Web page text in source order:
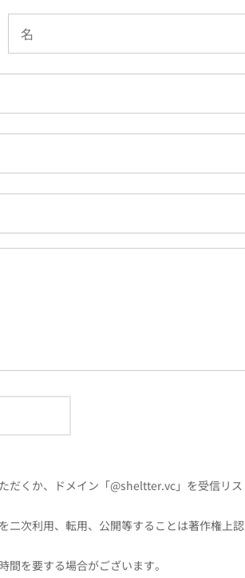
だくか、ドメイン「@sheltter.vc」を受信リス
次利用、転用、公開等することは著作権上
を要する場合がございます。